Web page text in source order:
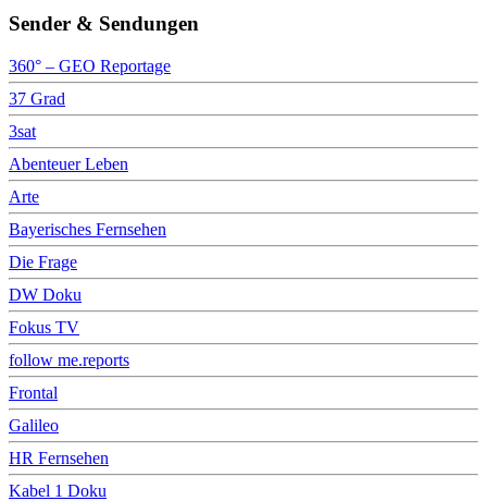
Sender & Sendungen
360° – GEO Reportage
37 Grad
3sat
Abenteuer Leben
Arte
Bayerisches Fernsehen
Die Frage
DW Doku
Fokus TV
follow me.reports
Frontal
Galileo
HR Fernsehen
Kabel 1 Doku